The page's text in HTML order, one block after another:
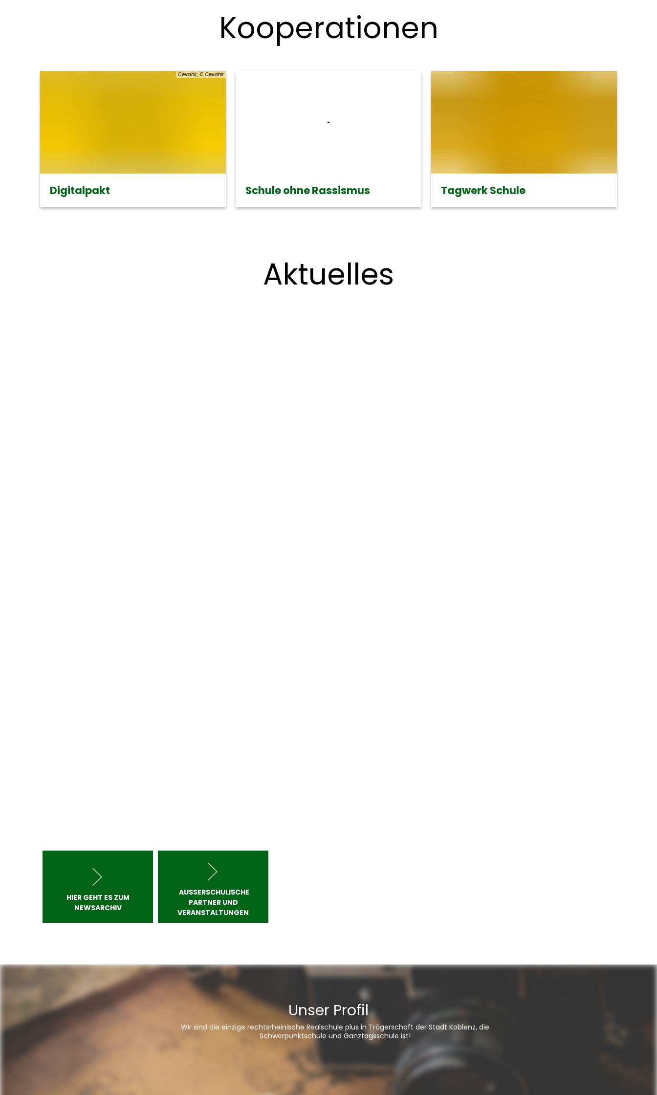
Kooperationen
Cevahir, © Cevahir
Digitalpakt Schule ohne Rassismus Tagwerk Schule
Aktuelles
HIER GEHT ES ZUM
NEWSARCHIV
AUSSERSCHULISCHE P
ARTNER UND V
ERANSTALTUNGEN
Unser Profil
Wir sind die einzige rechtsrheinische Realschule plus in Trägerschaft der Stadt Koblenz, die
Schwerpunktschule und Ganztagsschule ist!